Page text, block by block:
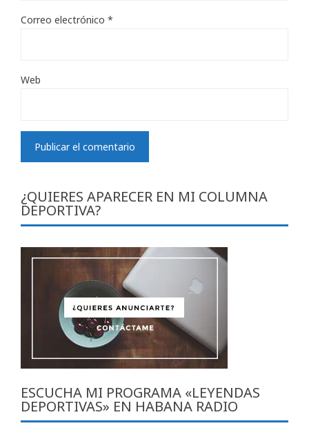
Correo electrónico *
Web
¿QUIERES APARECER EN MI COLUMNA
DEPORTIVA?
ESCUCHA MI PROGRAMA «LEYENDAS
DEPORTIVAS» EN HABANA RADIO